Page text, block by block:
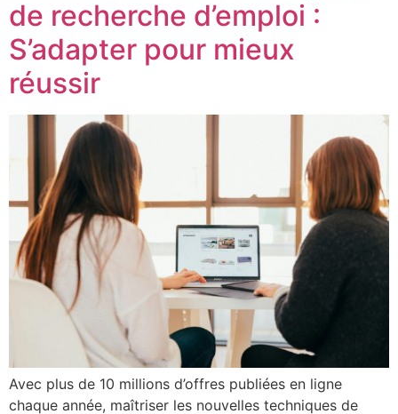
de recherche d’emploi :
S’adapter pour mieux
réussir
Avec plus de 10 millions d’offres publiées en ligne
chaque année, maîtriser les nouvelles techniques de